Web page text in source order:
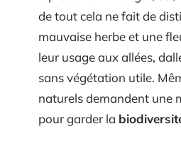
de tout cela ne fait de
mauvaise herbe et une
leur usage aux allées,
sans végétation utile.
naturels demandent une
pour garder la